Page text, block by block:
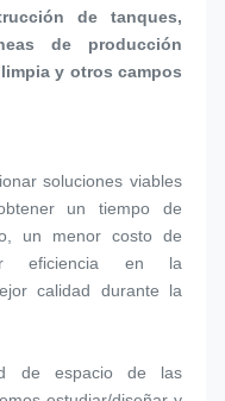
de tanques,
de producción
y otros campos
soluciones viables
un tiempo de
un menor costo de
eficiencia en la
calidad durante la
de espacio de las